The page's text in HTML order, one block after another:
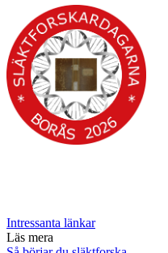
Intressanta länkar
Läs mera